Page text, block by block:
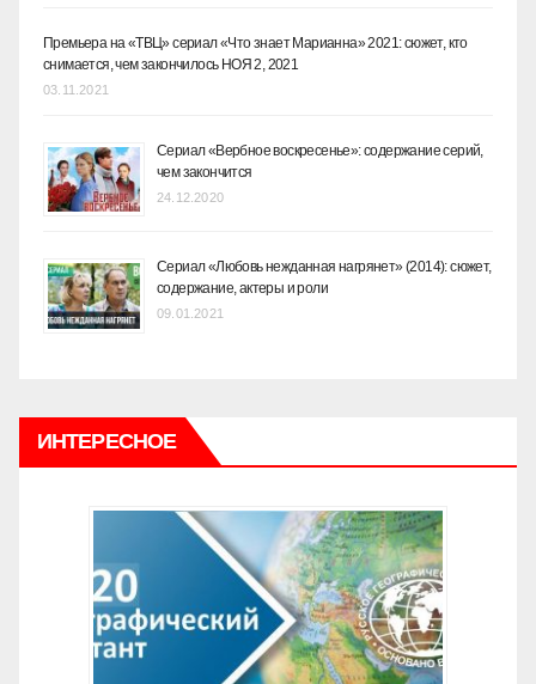
Премьера на «ТВЦ» сериал «Что знает Марианна» 2021: сюжет, кто
снимается, чем закончилось НОЯ 2, 2021
03.11.2021
Сериал «Вербное воскресенье»: содержание серий,
чем закончится
24.12.2020
Сериал «Любовь нежданная нагрянет» (2014): сюжет,
содержание, актеры и роли
09.01.2021
ИНТЕРЕСНОЕ